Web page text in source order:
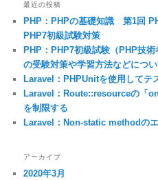
最近の投稿
PHP：PHPの基礎知識 第1回
PHP7初級試験対策
PHP：PHP7初級試験（PHP技
の受験対策や学習方法などにつ
Laravel：PHPUnitを使用してテ
Laravel：Route::resourceの「
を制限する
Laravel：Non-static methodの
アーカイブ
2020年3月